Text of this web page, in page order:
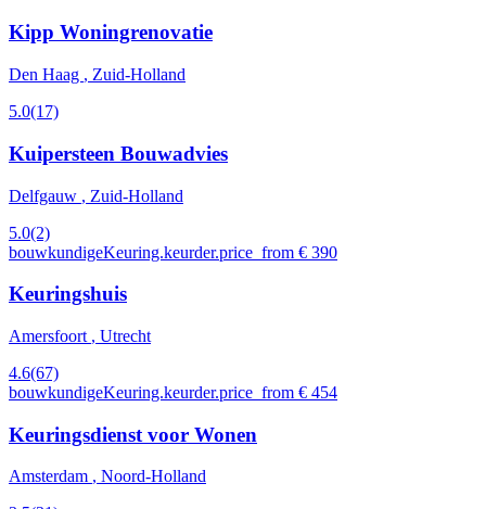
Kipp Woningrenovatie
Den Haag , Zuid-Holland
5.0(17)
Kuipersteen Bouwadvies
Delfgauw , Zuid-Holland
5.0(2)
bouwkundigeKeuring.keurder.price_from € 390
Keuringshuis
Amersfoort , Utrecht
4.6(67)
bouwkundigeKeuring.keurder.price_from € 454
Keuringsdienst voor Wonen
Amsterdam , Noord-Holland